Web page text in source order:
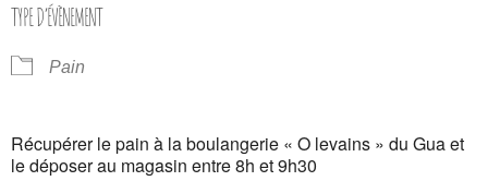
TYPE D’ÉVÈNEMENT
Pain
Récupérer le pain à la boulangerie « O levains » du Gua et
le déposer au magasin entre 8h et 9h30